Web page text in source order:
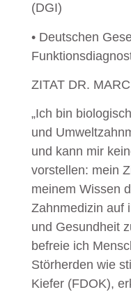
(DGI)
• Deutschen
ZITAT DR.
„Ich bin
und
und kann mir
vorstellen: mein
meinem Wissen
Zahnmedizin auf
und Gesundheit
befreie ich
Störherden wie
Kiefer (FDOK),